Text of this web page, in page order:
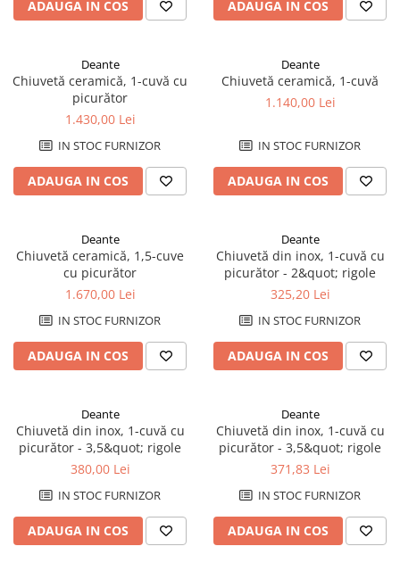
Paravane de cada
Seturi baterii
Baterii lavoar
Baterii bideu
Baterii dus
Baterii cada
Sisteme de dus
Sisteme de dus incastrate
Coloane de dus
Brate si palarii de dus
Pare, furtunuri si accesorii dus
Rezervoare wc
Rezervoare aparente
Cadre incastrate
Clapete de actionare
Cabine de dus
Paravane de dus Walk
Cabine simple de dus
Protecție pentru lemn și piatră
Hidroizolații/Terase și Acoperișuri
Tehnici decorative Jeger
Microciment
Aditivi microciment
Protectia microcimentului
Cornise tavan
ADAUGA IN COS ADAUGA IN COS
Deante
Chiuvetă ceramică, 1-cuvă cu
picurător
1.430,00 Lei
IN STOC FURNIZOR
ADAUGA IN COS
Deante
Chiuvetă ceramică, 1-cuvă
1.140,00 Lei
IN STOC FURNIZOR
ADAUGA IN COS
Deante
Chiuvetă ceramică, 1,5-cuve
cu picurător
1.670,00 Lei
IN STOC FURNIZOR
ADAUGA IN COS
Deante
Chiuvetă din inox, 1-cuvă cu
picurător - 2&quot; rigole
325,20 Lei
IN STOC FURNIZOR
ADAUGA IN COS
Deante
Chiuvetă din inox, 1-cuvă cu
picurător - 3,5&quot; rigole
380,00 Lei
IN STOC FURNIZOR
ADAUGA IN COS
Deante
Chiuvetă din inox, 1-cuvă cu
picurător - 3,5&quot; rigole
371,83 Lei
IN STOC FURNIZOR
ADAUGA IN COS